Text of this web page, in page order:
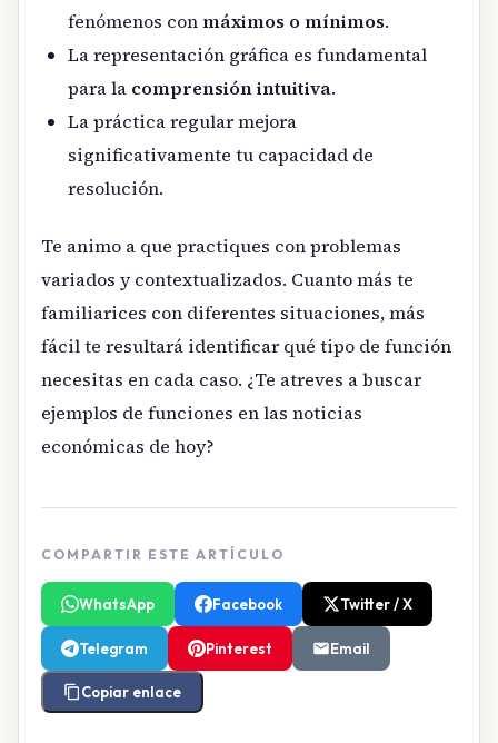
fenómenos conmáximos o mínimos.
La representación gráfica es fundamental
para la comprensión intuitiva.
La práctica regular mejora
significativamente tu capacidad de
resolución.
Te animo a que practiques con problemas
variados y contextualizados. Cuanto más te
familiarices con diferentes situaciones, más
fácil te resultará identificar qué tipo de función
necesitas en cada caso. ¿Te atreves a buscar
ejemplos de funciones en las noticias
económicas de hoy?
COMPARTIR ESTE ARTÍCULO
WhatsApp Facebook Twitter / X
Telegram Pinterest Email
Copiar enlace